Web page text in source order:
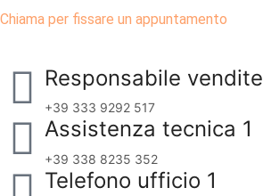
Chiama per fissare un appuntamento
Responsabile vendite
+39 333 9292 517
Assistenza tecnica 1
+39 338 8235 352
Telefono ufficio 1